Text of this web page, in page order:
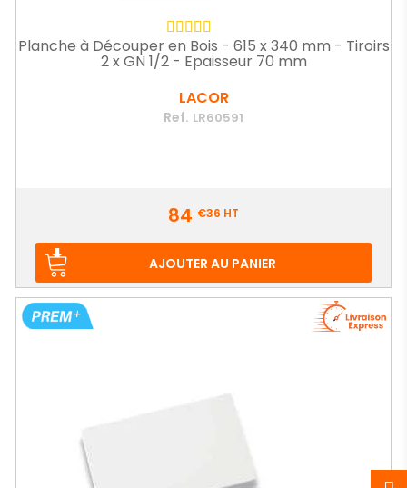
Planche à Découper en Bois - 615 x 340 mm - Tiroirs
2 x GN 1/2 - Epaisseur 70 mm
LACOR
Ref. LR60591
84 €36 HT
AJOUTER AU PANIER